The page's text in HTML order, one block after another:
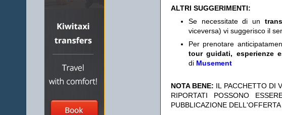
ALTRI SUGGERIMENTI:
Se necessitate di un
viceversa) vi suggerisco il
Per prenotare
tour guidati, esperienze
di Musement
NOTA BENE: IL PACCHETTO DI
RIPORTATI POSSONO
PUBBLICAZIONE DELL'OFFERTA